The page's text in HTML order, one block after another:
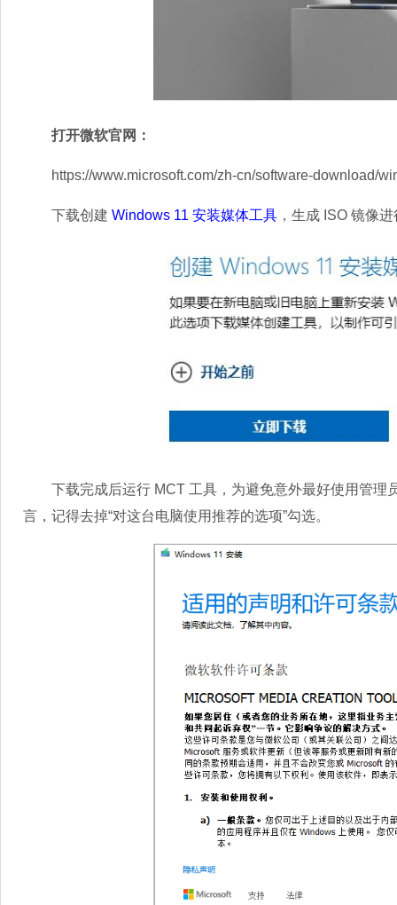
打开微软官网：
https://www.microsoft.com/zh-cn/software-download/
下载创建 Windows 11 安装媒体工具 ，生成 ISO 镜像
下载完成后运行 MCT 工具，为避免意外最好使用管理
言，记得去掉“对这台电脑使用推荐的选项”勾选。